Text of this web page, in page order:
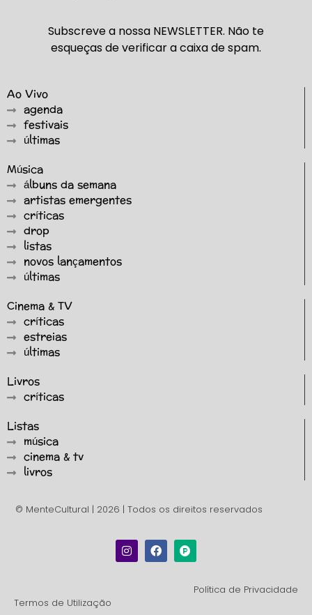
Subscreve a nossa NEWSLETTER. Não te
esqueças de verificar a caixa de spam.
Ao Vivo
agenda
festivais
últimas
Música
álbuns da semana
artistas emergentes
críticas
drop
listas
novos lançamentos
últimas
Cinema & TV
críticas
estreias
últimas
Livros
críticas
Listas
música
cinema & tv
livros
© MenteCultural | 2026 | Todos os direitos reservados
Política de Privacidade
Termos de Utilização